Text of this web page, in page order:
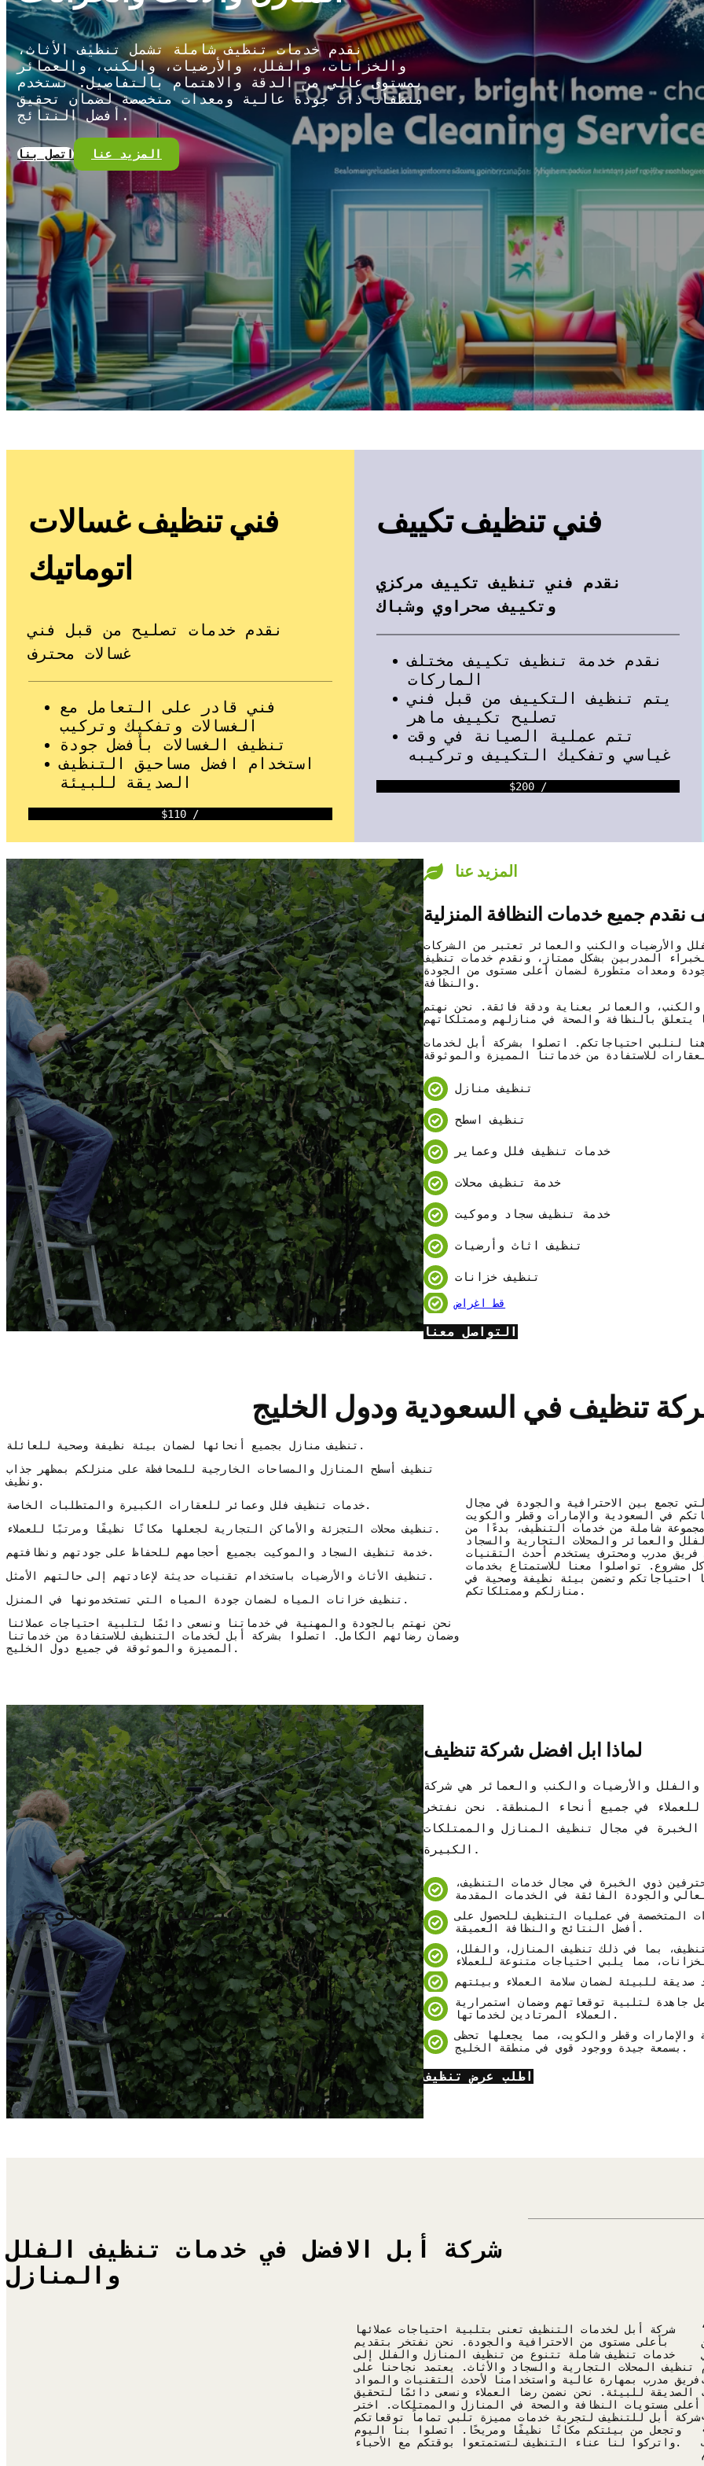
نقدم خدمات تنظيف شاملة تشمل تنظيف الأثاث،
والخزانات، والفلل، والأرضيات، والكنب، والعمائر
بمستوى عالي من الدقة والاهتمام بالتفاصيل. نستخدم
منظفات ذات جودة عالية ومعدات متخصصة لضمان تحقيق
أفضل النتائج.
اتصل بنا المزيد عنا
فني تنظيف غسالات
اتوماتيك
نقدم خدمات تصليح من قبل فني
غسالات محترف
فني قادر على التعامل مع
الغسالات وتفكيك وتركيب
تنظيف الغسالات بأفضل جودة
استخدام افضل مساحيق التنظيف
الصديقة للبيئة
$110 /
فني تنظيف تكييف
نقدم فني تنظيف تكييف مركزي
وتكييف صحراوي وشباك
نقدم خدمة تنظيف تكييف مختلف
الماركات
يتم تنظيف التكييف من قبل فني
تصليح تكييف ماهر
تتم عملية الصيانة في وقت
غياسي وتفكيك التكييف وتركيبه
$200 /
شركة أبل أختيار الثقة
المزيد عنا
جميع خدمات النظافة المنزلية
والأرضيات والكنب والعمائر تعتبر من الشركات
المدربين بشكل ممتاز، ونقدم خدمات تنظيف
ومعدات متطورة لضمان أعلى مستوى من الجودة
والنظافة.
والكنب، والعمائر بعناية ودقة فائقة. نحن نهتم
لنلبي احتياجاتكم. اتصلوا بشركة أبل لخدمات
تنظيف منازل
تنظيف اسطح
خدمات تنظيف فلل وعماير
خدمة تنظيف محلات
خدمة تنظيف سجاد وموكيت
تنظيف اثاث وأرضيات
تنظيف خزانات
قط اغراض
التواصل معنا
تنظيف في السعودية ودول الخليج
تنظيف منازل بجميع أنحائها لضمان بيئة نظيفة وصحية للعائلة.
تنظيف أسطح المنازل والمساحات الخارجية للمحافظة على منزلكم بمظهر جذاب
ونظيف.
خدمات تنظيف فلل وعمائر للعقارات الكبيرة والمتطلبات الخاصة.
تنظيف محلات التجزئة والأماكن التجارية لجعلها مكانًا نظيفًا ومرتبًا للعملاء.
خدمة تنظيف السجاد والموكيت بجميع أحجامهم للحفاظ على جودتهم ونظافتهم.
تنظيف الأثاث والأرضيات باستخدام تقنيات حديثة لإعادتهم إلى حالتهم الأمثل.
تنظيف خزانات المياه لضمان جودة المياه التي تستخدمونها في المنزل.
نحن نهتم بالجودة والمهنية في خدماتنا ونسعى دائمًا لتلبية احتياجات عملائنا
وضمان رضائهم الكامل. اتصلوا بشركة أبل لخدمات التنظيف للاستفادة من خدماتنا
المميزة والموثوقة في جميع دول الخليج.
تجمع بين الاحترافية والجودة في مجال
في السعودية والإمارات وقطر والكويت
شاملة من خدمات التنظيف، بدءًا من
والعمائر والمحلات التجارية والسجاد
مدرب ومحترف يستخدم أحدث التقنيات
مشروع. تواصلوا معنا للاستمتاع بخدمات
احتياجاتكم وتضمن بيئة نظيفة وصحية في
منازلكم وممتلكاتكم.
شركة خدمات تنظيف في الكويت
لماذا ابل افضل شركة تنظيف
والأرضيات والكنب والعمائر هي شركة
في جميع أنحاء المنطقة. نحن نفتخر
في مجال تنظيف المنازل والممتلكات
الكبيرة.
ذوي الخبرة في مجال خدمات التنظيف،
المتخصصة في عمليات التنظيف للحصول على
أفضل النتائج والنظافة العميقة.
بما في ذلك تنظيف المنازل، والفلل،
جاهدة لتلبية توقعاتهم وضمان استمرارية
العملاء المرتادين لخدماتها.
وقطر والكويت، مما يجعلها تحظى
بسمعة جيدة ووجود قوي في منطقة الخليج.
اطلب عرض تنظيف
شركة أبل الافضل في خدمات تنظيف الفلل
والمنازل
شركة أبل لخدمات التنظيف تعنى بتلبية احتياجات عملائها
بأعلى مستوى من الاحترافية والجودة. نحن نفتخر بتقديم
خدمات تنظيف شاملة تتنوع من تنظيف المنازل والفلل إلى
تنظيف المحلات التجارية والسجاد والأثاث. يعتمد نجاحنا على
فريق مدرب بمهارة عالية واستخدامنا لأحدث التقنيات والمواد
الصديقة للبيئة. نحن نضمن رضا العملاء ونسعى دائمًا لتحقيق
أعلى مستويات النظافة والصحة في المنازل والممتلكات. اختر
شركة أبل للتنظيف لتجربة خدمات مميزة تلبي تماماً توقعاتكم
وتجعل من بيئتكم مكانًا نظيفًا ومريحًا. اتصلوا بنا اليوم
واتركوا لنا عناء التنظيف لتستمتعوا بوقتكم مع الأحباء.
والتميز في